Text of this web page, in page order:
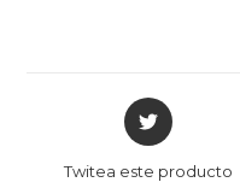
Opens
in
new
Twitea este producto